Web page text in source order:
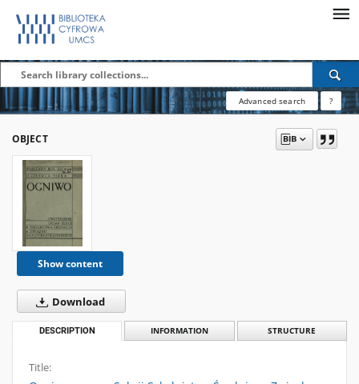
Advanced search ?
OBJECT
Show content
Download
DESCRIPTION INFORMATION STRUCTURE
Title: